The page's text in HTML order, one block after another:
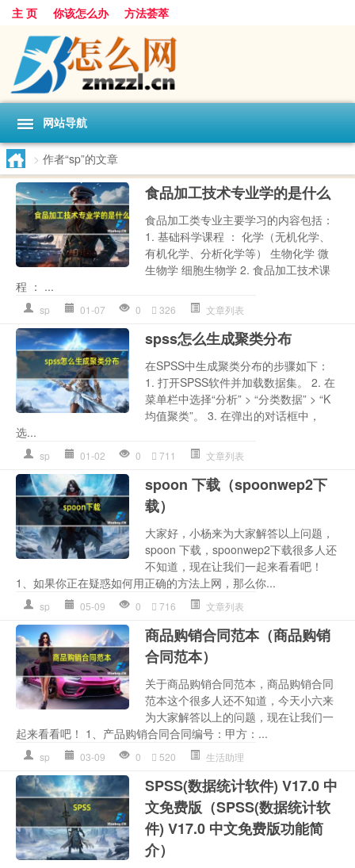
主 页 你该怎么办 方法荟萃
网站导航
> 作者“sp”的文章
食品加工技术专业学的是什么
食品加工类专业主要学习的内容包括：
1. 基础科学课程 ： 化学（无机化学、
有机化学、分析化学等） 生物化学 微
生物学 细胞生物学 2. 食品加工技术课
程 ： ...
sp 01-07 0 326 文章列表
spss怎么生成聚类分布
在SPSS中生成聚类分布的步骤如下：
1. 打开SPSS软件并加载数据集。 2. 在
菜单栏中选择“分析” > “分类数据” > “K
均值聚类”。 3. 在弹出的对话框中，
选...
sp 01-02 0 711 文章列表
spoon 下载（spoonwep2下
载）
大家好，小杨来为大家解答以上问题，
spoon 下载，spoonwep2下载很多人还
不知道，现在让我们一起来看看吧！
1、如果你正在疑惑如何用正确的方法上网，那么你...
sp 05-09 0 716 文章列表
商品购销合同范本（商品购销
合同范本）
关于商品购销合同范本，商品购销合同
范本这个很多人还不知道，今天小六来
为大家解答以上的问题，现在让我们一
起来看看吧！ 1、产品购销合同合同编号：甲方：...
sp 03-09 0 520 生活助理
SPSS(数据统计软件) V17.0 中
文免费版（SPSS(数据统计软
件) V17.0 中文免费版功能简
介）